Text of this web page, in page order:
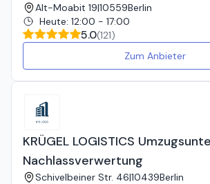
Alt-Moabit 19|10559Berlin
Heute: 12:00 - 17:00
5.0(121)
Zum Anbieter
KRÜGEL LOGISTICS
Nachlassverwertung
Schivelbeiner Str. 46|10439Berlin